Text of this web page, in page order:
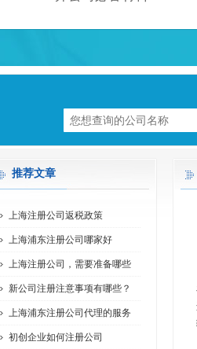
推荐文章
上海注册公司返税政策
上海浦东注册公司哪家好
上海注册公司，需要准备哪些
新公司注册注意事项有哪些？
上海浦东注册公司代理的服务
初创企业如何注册公司